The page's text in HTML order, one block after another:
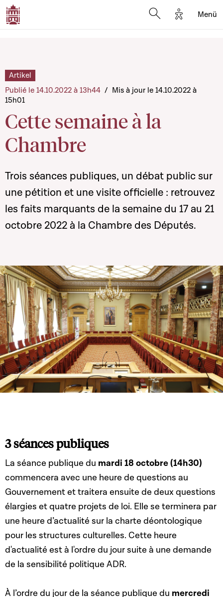
Options
Menü
Cette semaine à la
Chambre
Artikel
Publié le 14.10.2022 à 13h44 / Mis à jour le 14.10.2022 à
15h01
Trois séances publiques, un débat public sur
une pétition et une visite officielle : retrouvez
les faits marquants de la semaine du 17 au 21
octobre 2022 à la Chambre des Députés.
3 séances publiques
La séance publique du mardi 18 octobre (14h30)
commencera avec une heure de questions au
Gouvernement et traitera ensuite de deux questions
élargies et quatre projets de loi. Elle se terminera par
une heure d’actualité sur la charte déontologique
pour les structures culturelles. Cette heure
d'actualité est à l'ordre du jour suite à une demande
de la sensibilité politique ADR.
À l’ordre du jour de la séance publique du mercredi